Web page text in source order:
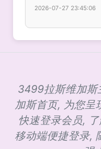
2026-07-27 23:45:06
3499拉斯维加
加斯首页, 为您呈
快速登录会员,
移动端便捷登录,